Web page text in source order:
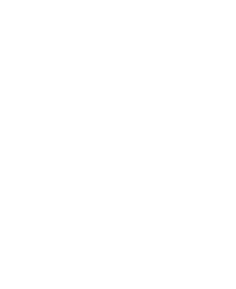
social media e per analizzare il nostro traffico.
pubblicitari e analitici, i quali possono
tuo utilizzo dei loro servizi.
come previsto senza di essi. Questi cookie non